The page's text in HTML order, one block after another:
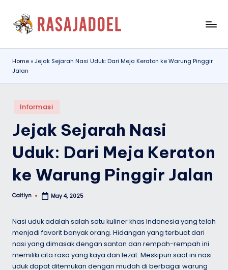
Skip
r
a
s
a
d
o
e
l.
i
d
Home»Jejak Sejarah Nasi Uduk: Dari Meja Keraton ke Warung Pinggir
Jalan
Posted
Informasi
Jejak Sejarah Nasi
Uduk: Dari Meja Keraton
ke Warung Pinggir Jalan
Posted
Caitlyn May 4, 2025
Nasi uduk adalah salah satu kuliner khas Indonesia yang telah
menjadi favorit banyak orang. Hidangan yang terbuat dari
nasi yang dimasak dengan santan dan rempah-rempah ini
memiliki cita rasa yang kaya dan lezat. Meskipun saat ini nasi
uduk dapat ditemukan dengan mudah di berbagai warung